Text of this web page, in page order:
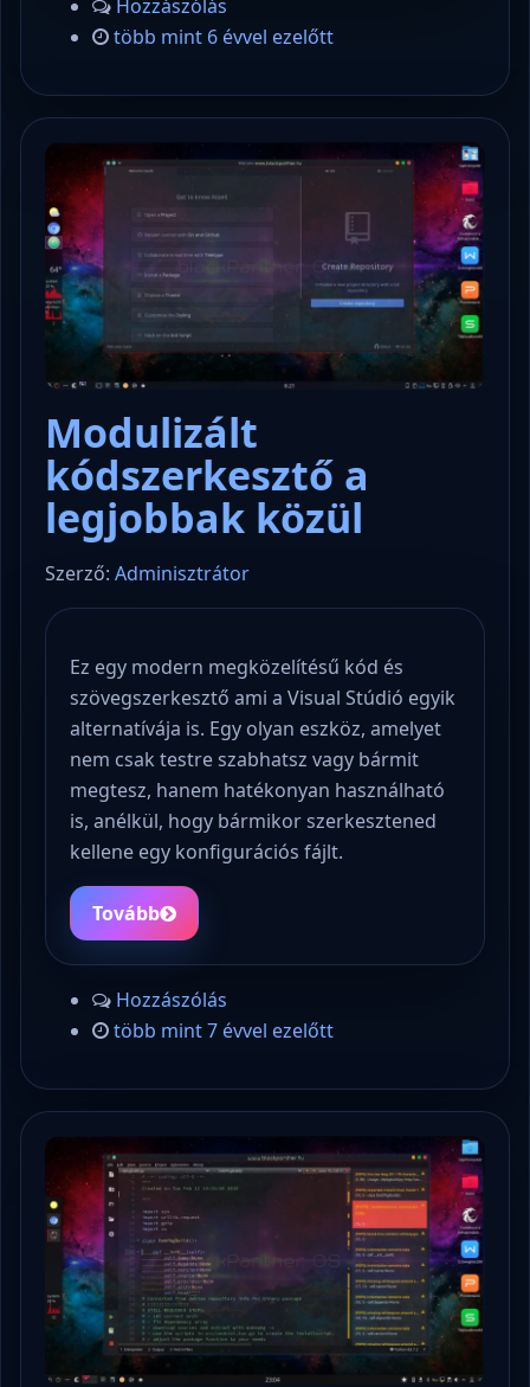
Hozzászólás
több mint 6 évvel ezelőtt
Modulizált
kódszerkesztő a
legjobbak közül
Szerző: Adminisztrátor
Ez egy modern megközelítésű kód és
szövegszerkesztő ami a Visual Stúdió egyik
alternatívája is. Egy olyan eszköz, amelyet
nem csak testre szabhatsz vagy bármit
megtesz, hanem hatékonyan használható
is, anélkül, hogy bármikor szerkesztened
kellene egy konfigurációs fájlt.
Tovább
Hozzászólás
több mint 7 évvel ezelőtt